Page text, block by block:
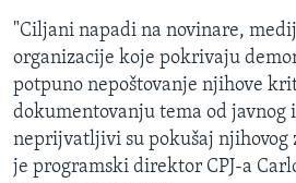
"Ciljani napadi na novinare,
organizacije koje pokrivaju
potpuno nepoštovanje njihove
dokumentovanju tema od javnog
neprijvatljivi su pokušaj njihovog
je programski direktor CPJ-a